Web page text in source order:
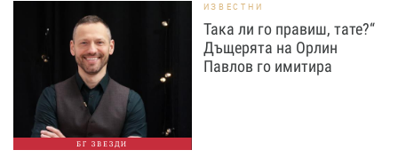
БГ ЗВЕЗДИ
ИЗВЕСТНИ
Така ли го правиш, тате?“
Дъщерята на Орлин
Павлов го имитира